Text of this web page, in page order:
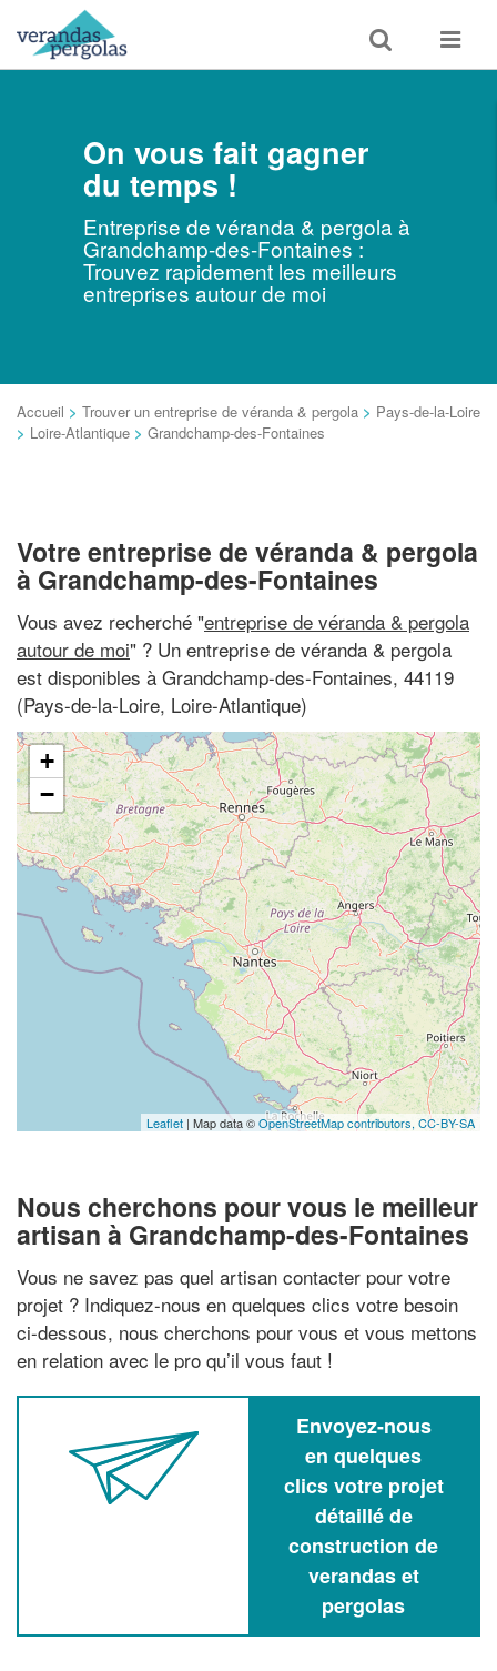
Toggle
search
Toggle
On vous fait gagner
du temps !
Entreprise de véranda & pergola à
Grandchamp-des-Fontaines :
Trouvez rapidement les meilleurs
entreprises autour de moi
Accueil > Trouver un entreprise de véranda & pergola > Pays-de-la-Loire
> Loire-Atlantique > Grandchamp-des-Fontaines
Votre entreprise de véranda & pergola
à Grandchamp-des-Fontaines
Vous avez recherché "entreprise de véranda & pergola
autour de moi" ? Un entreprise de véranda & pergola
est disponibles à Grandchamp-des-Fontaines, 44119
(Pays-de-la-Loire, Loire-Atlantique)
+
−
Leaflet | Map data ©OpenStreetMap contributors, CC-BY-SA
Nous cherchons pour vous le meilleur
artisan à Grandchamp-des-Fontaines
Vous ne savez pas quel artisan contacter pour votre
projet ? Indiquez-nous en quelques clics votre besoin
ci-dessous, nous cherchons pour vous et vous mettons
en relation avec le pro qu’il vous faut !
Envoyez-nous
en quelques
clics votre projet
détaillé de
construction de
verandas et
pergolas